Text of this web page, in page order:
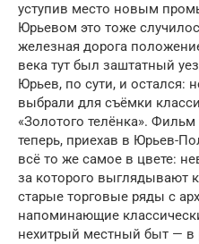
уступив место новым
Юрьевом это тоже
железная дорога
века тут был заштатный
Юрьев, по сути, и остался:
выбрали для съёмки
«Золотого телёнка».
теперь, приехав в Юрьев-
всё то же самое в цвете:
за которого выглядывают
старые торговые ряды с
напоминающие
нехитрый местный быт — в